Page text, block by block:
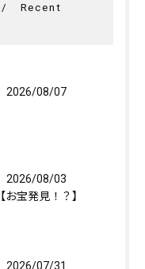
Recent
2026/08/07
2026/08/03
【お宝発見！？】
2026/07/31